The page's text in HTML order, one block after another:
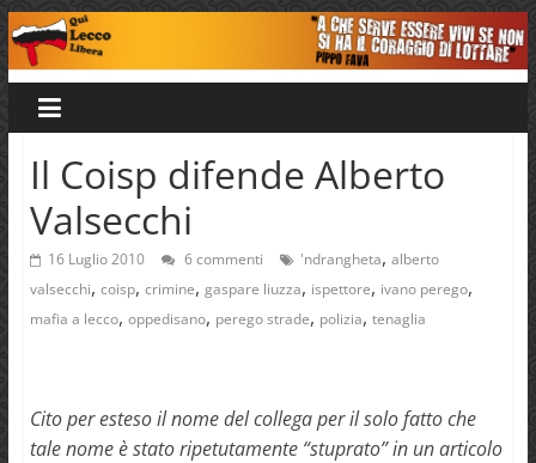
Salta
al
contenuto
Qui
Lecco
Libera
Il Coisp difende Alberto
Valsecchi
16 Luglio 2010 6 commenti 'ndrangheta, alberto
valsecchi, coisp, crimine, gaspare liuzza, ispettore, ivano perego,
mafia a lecco, oppedisano, perego strade, polizia, tenaglia
Cito per esteso il nome del collega per il solo fatto che
tale nome è stato ripetutamente “stuprato” in un articolo